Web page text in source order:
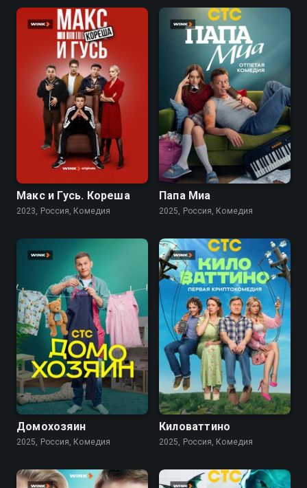
Макс и Гусь. Кореша
2023, Россия, Комедия
7.5
Папа Миа
2025, Россия, Комедия
7.6
Домохозяин
2025, Россия, Комедия
6.2
Киловаттино
2025, Россия, Комедия